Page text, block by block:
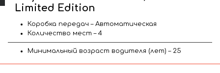
Limited Edition
Коробка передач – Автоматическая
Количество мест – 4
Минимальный возраст водителя (лет) – 25